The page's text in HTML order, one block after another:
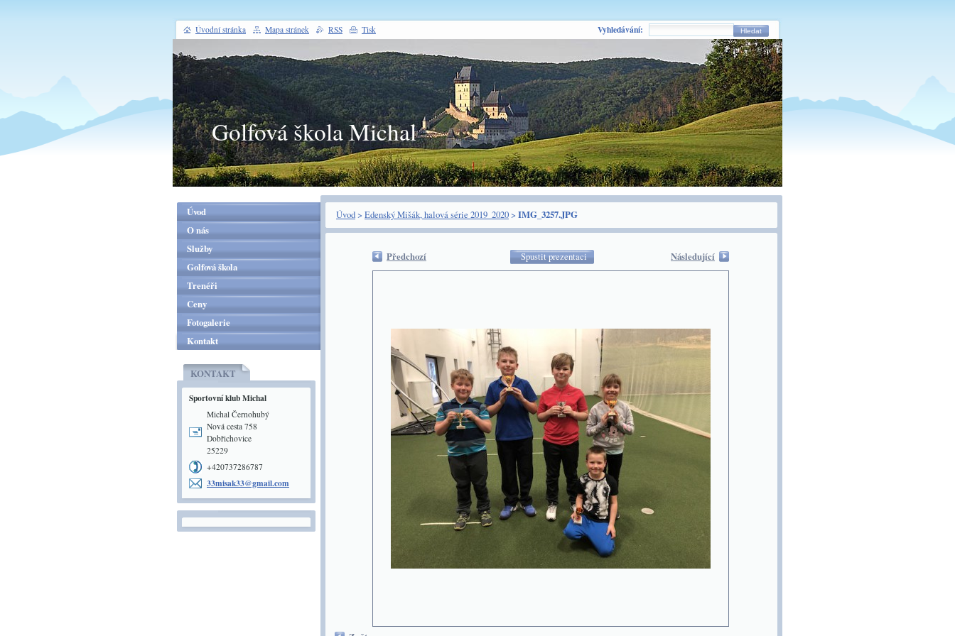
Golfová škola Michal
Úvod> Edenský Mišák, halová série 2019_2020> IMG_3257.JPG
Předchozí Spustit prezentaci Následující
Úvod
O nás
Služby
Golfová škola
Trenéři
Ceny
Fotogalerie
Kontakt
KONTAKT
Sportovní klub Michal
Michal Černohubý
Nová cesta 758
Dobřichovice
25229
+420737286787
33misak33@gmail.com
Úvodní stránka Mapa stránek RSS Tisk Vyhledávání: Hledat